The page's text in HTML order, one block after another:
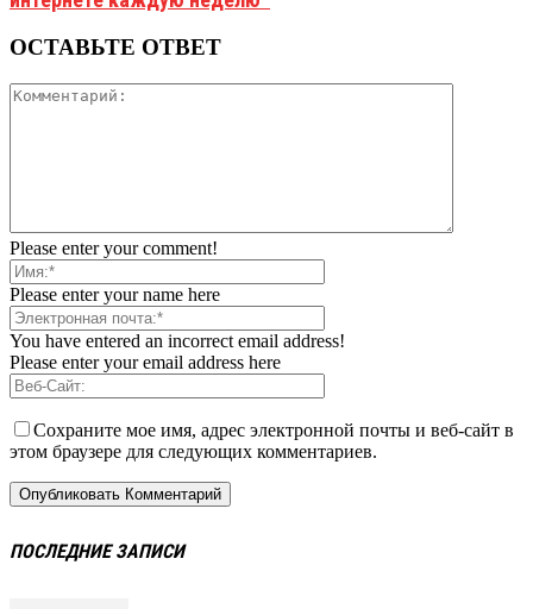
ОСТАВЬТЕ ОТВЕТ
Please enter your comment!
Please enter your name here
You have entered an incorrect email address!
Please enter your email address here
Сохраните мое имя, адрес электронной почты и веб-сайт в
этом браузере для следующих комментариев.
ПОСЛЕДНИЕ ЗАПИСИ